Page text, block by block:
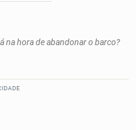
na hora de abandonar o barco?